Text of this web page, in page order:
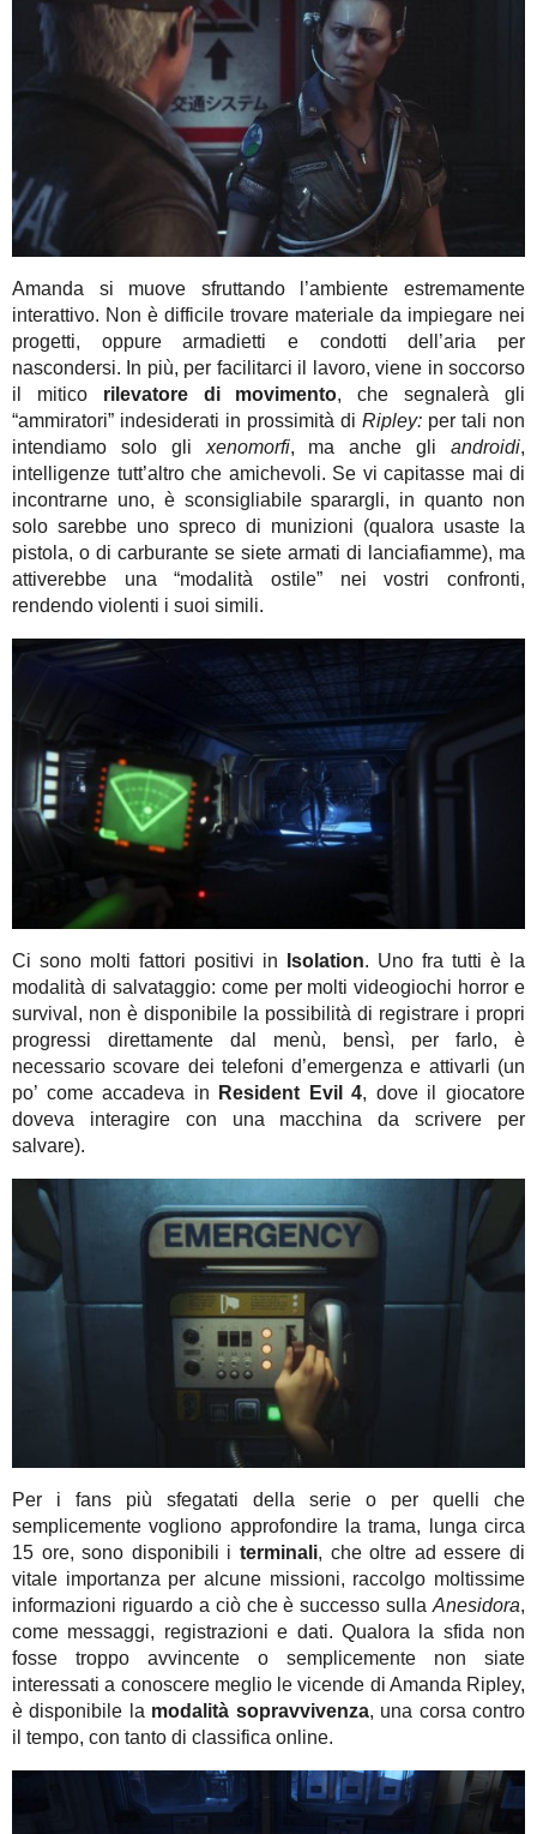
Amanda si muove sfruttando l’ambiente estremamente
interattivo. Non è difficile trovare materiale da impiegare nei
progetti, oppure armadietti e condotti dell’aria per
nascondersi. In più, per facilitarci il lavoro, viene in soccorso
il mitico rilevatore di movimento, che segnalerà gli
“ammiratori” indesiderati in prossimità di Ripley: per tali non
intendiamo solo gli xenomorfi, ma anche gliandroidi,
intelligenze tutt’altro che amichevoli. Se vi capitasse mai di
incontrarne uno, è sconsigliabile sparargli, in quanto non
solo sarebbe uno spreco di munizioni (qualora usaste la
pistola, o di carburante se siete armati di lanciafiamme), ma
attiverebbe una “modalità ostile” nei vostri confronti,
rendendo violenti i suoi simili.
Ci sono molti fattori positivi in Isolation. Uno fra tutti è la
modalità di salvataggio: come per molti videogiochi horror e
survival, non è disponibile la possibilità di registrare i propri
progressi direttamente dal menù, bensì, per farlo, è
necessario scovare dei telefoni d’emergenza e attivarli (un
po’ come accadeva in
Resident Evil 4, dove il giocatore
doveva interagire con una macchina da scrivere per
salvare).
Per i fans più sfegatati della serie o per quelli che
semplicemente vogliono approfondire la trama, lunga circa
15 ore, sono disponibili i terminali, che oltre ad essere di
vitale importanza per alcune missioni, raccolgo moltissime
informazioni riguardo a ciò che è successo sulla Anesidora,
come messaggi, registrazioni e dati. Qualora la sfida non
fosse troppo avvincente o semplicemente non siate
interessati a conoscere meglio le vicende di Amanda Ripley,
è disponibile la modalità sopravvivenza, una corsa contro
il tempo, con tanto di classifica online.